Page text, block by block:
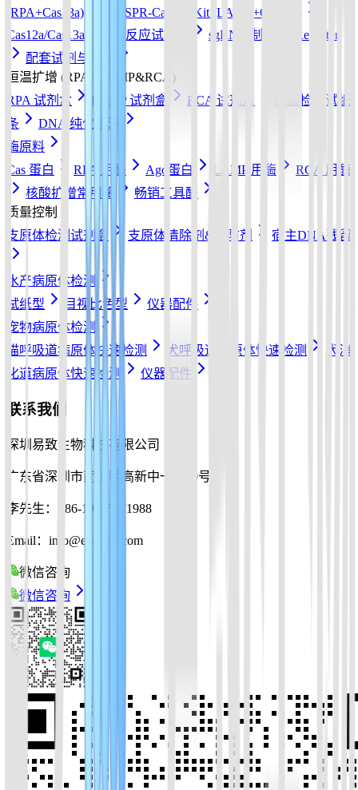
(RPA+Cas13a)
CRISPR-Cas12b Kit (LAMP+Cas12b)
Cas12a/Cas13a/Cas14a反应试剂盒
sgRNA 制备
Reporter
配套试剂与耗材
恒温扩增 (RPA&LAMP&RCA)
RPA 试剂盒
LAMP 试剂盒 RCA 试剂盒
核酸检测试纸
条
DNA 纯化磁珠
酶原料
Cas 蛋白
RPA 用酶 Ago蛋白 LAMP 用酶
RCA 用酶
核酸扩增常用酶
畅销工具酶
质量控制
支原体检测试剂盒
支原体清除剂&预防剂 宿主DNA残留
水产病原体检测
试纸型
目视比色型
仪器配件
宠物病原体检测
猫呼吸道病原体快速检测
犬呼吸道病原体快速检测
犬消
化道病原体快速检测
仪器配件
联系我们
深圳易致生物科技有限公司
广东省深圳市南山区高新中一道10号
李先生：+86-19925271988
Email：info@ezassay.com
微信咨询
微信咨询